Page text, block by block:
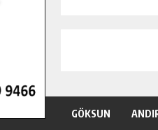
GÖKSUN